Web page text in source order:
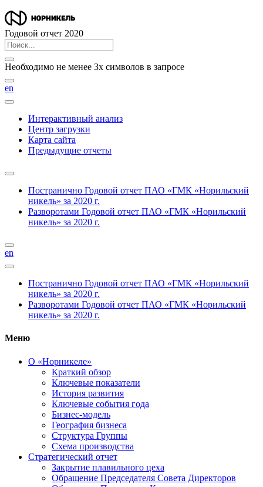
Годовой отчет 2020
Необходимо не менее 3х символов в запросе
en
Интерактивный анализ
Центр загрузки
Карта сайта
Предыдущие отчеты
Постранично Годовой отчет ПАО «ГМК «Норильский
никель» за 2020 г.
Разворотами Годовой отчет ПАО «ГМК «Норильский
никель» за 2020 г.
en
Постранично Годовой отчет ПАО «ГМК «Норильский
никель» за 2020 г.
Разворотами Годовой отчет ПАО «ГМК «Норильский
никель» за 2020 г.
Меню
О «Норникеле»
Краткий обзор
Ключевые показатели
История развития
Ключевые события года
Бизнес-модель
География бизнеса
Структура Группы
Схема производства
Стратегический отчет
Закрытие плавильного цеха
Обращение Председателя Совета Директоров